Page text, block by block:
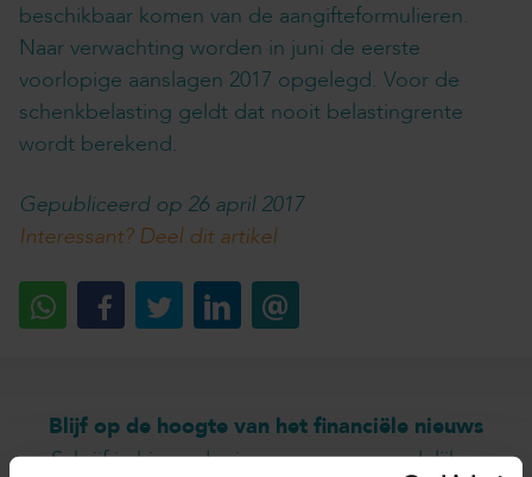
beschikbaar komen van de aangifteformulieren.
Naar verwachting worden in juni de eerste
voorlopige aanslagen 2017 opgelegd. Voor de
schenkbelasting geldt dat nooit belastingrente
wordt berekend.
Gepubliceerd op 26 april 2017
Interessant? Deel dit artikel
Blijf op de hoogte van het financiële nieuws
Schrijf je hieronder in voor onze maandelijkse